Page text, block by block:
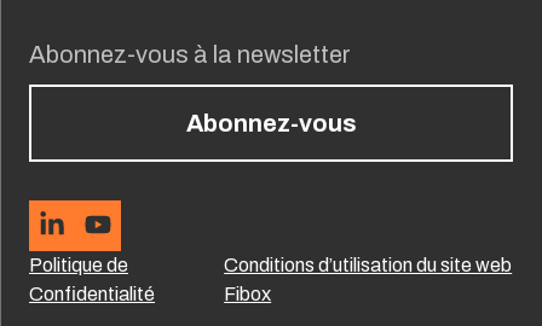
Abonnez-vous à la newsletter
Abonnez-vous
Politique de
Confidentialité
Conditions d’utilisation du site web
Fibox